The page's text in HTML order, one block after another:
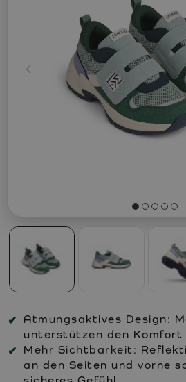
Atmungsaktives Design:
unterstützen den Komfort
Mehr Sichtbarkeit:
an den Seiten und vorne